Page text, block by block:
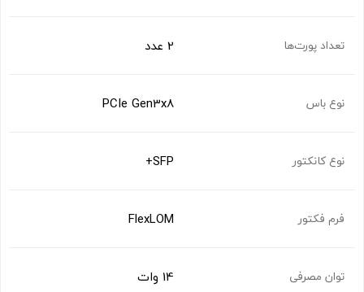
تعداد پورت‌ها 2 عدد
نوع باس PCIe Gen3x8
نوع کانکتور SFP+
فرم فکتور FlexLOM
توان مصرفی 14 وات